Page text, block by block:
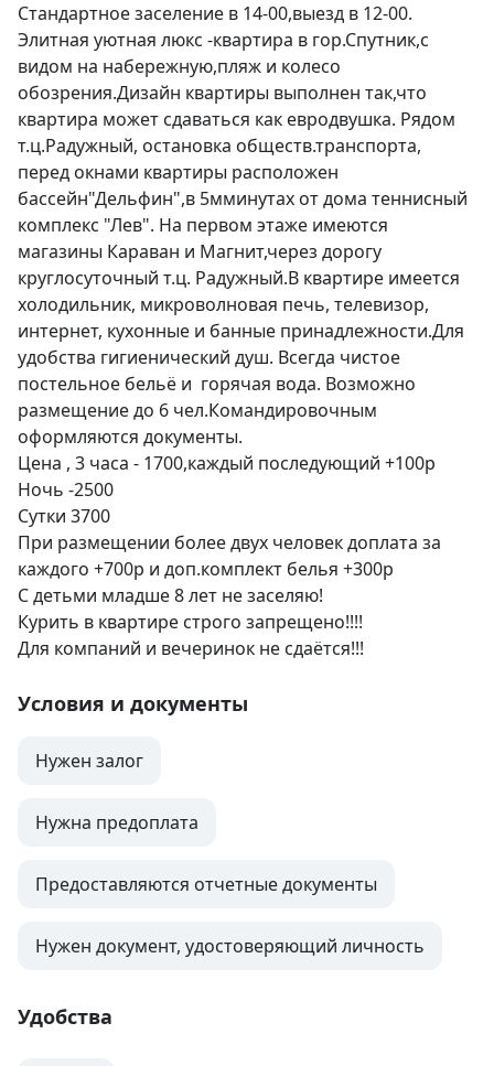
Стандартное заселение в 14-00,выезд в 12-00.
Элитная уютная люкс -квартира в гор.Спутник,с
видом на набережную,пляж и колесо
обозрения.Дизайн квартиры выполнен так,что
квартира может сдаваться как евродвушка. Рядом
т.ц.Радужный, остановка обществ.транспорта,
перед окнами квартиры расположен
бассейн"Дельфин",в 5мминутах от дома теннисный
комплекс "Лев". На первом этаже имеются
магазины Караван и Магнит,через дорогу
круглосуточный т.ц. Радужный.В квартире имеется
холодильник, микроволновая печь, телевизор,
интернет, кухонные и банные принадлежности.Для
удобства гигиенический душ. Всегда чистое
постельное бельё и  горячая вода. Возможно
размещение до 6 чел.Командировочным
оформляются документы.
Цена , 3 часа - 1700,каждый последующий +100р
Ночь -2500
Сутки 3700
При размещении более двух человек доплата за
каждого +700р и доп.комплект белья +300р
С детьми младше 8 лет не заселяю!
Курить в квартире строго запрещено!!!!
Для компаний и вечеринок не сдаётся!!!
Условия и документы
Нужен залог
Нужна предоплата
Предоставляются отчетные документы
Нужен документ, удостоверяющий личность
Удобства